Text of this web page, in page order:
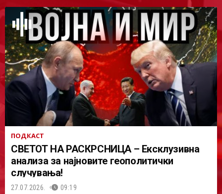
ПОДКАСТ
СВЕТОТ НА РАСКРСНИЦА – Ексклузивна
анализа за најновите геополитички
случувања!
27.07.2026. 09:19